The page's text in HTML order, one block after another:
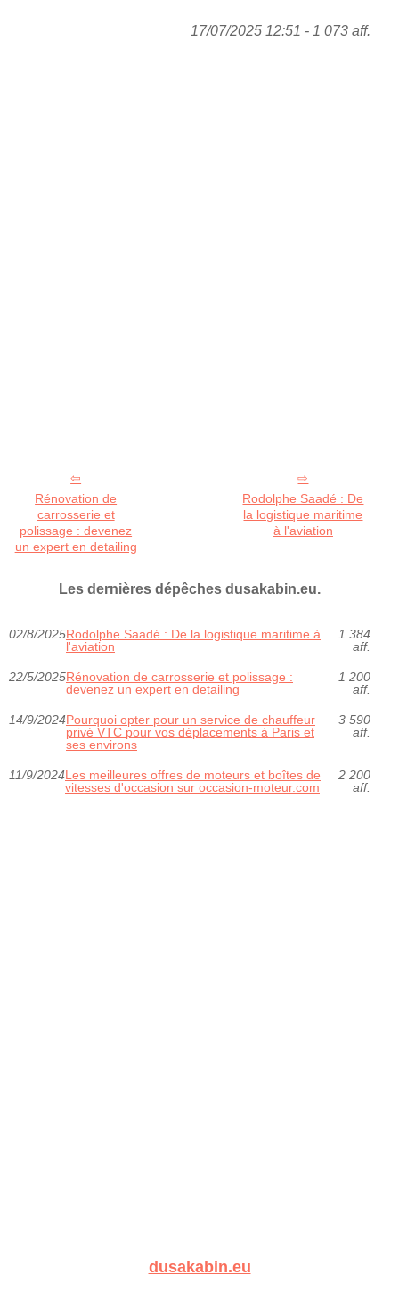
17/07/2025 12:51 - 1 073 aff.
Rénovation de
carrosserie et
polissage : devenez
un expert en detailing
Rodolphe Saadé : De
la logistique maritime
à l'aviation
Les dernières dépêches dusakabin.eu.
02/8/2025Rodolphe Saadé : De la logistique maritime à
l'aviation
1 384
aff.
22/5/2025Rénovation de carrosserie et polissage :
devenez un expert en detailing
1 200
aff.
14/9/2024Pourquoi opter pour un service de chauffeur
privé VTC pour vos déplacements à Paris et
ses environs
3 590
aff.
11/9/2024Les meilleures offres de moteurs et boîtes de
vitesses d'occasion sur occasion-moteur.com
2 200
aff.
dusakabin.eu